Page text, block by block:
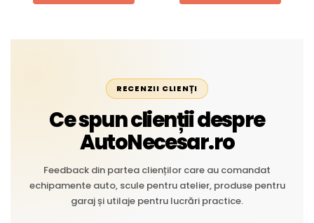
RECENZII CLIENȚI
Ce spun clienții despre
AutoNecesar.ro
Feedback din partea clienților care au comandat
echipamente auto, scule pentru atelier, produse pentru
garaj și utilaje pentru lucrări practice.